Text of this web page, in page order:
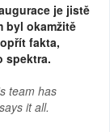
je jistě
byl okamžitě
fakta,
spektra.
team has
it all.